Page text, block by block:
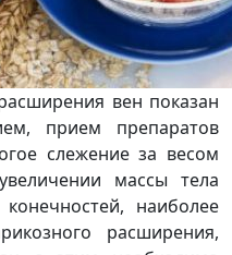
вен показан
прием препаратов
слежение за весом
массы тела
наиболее
расширения,